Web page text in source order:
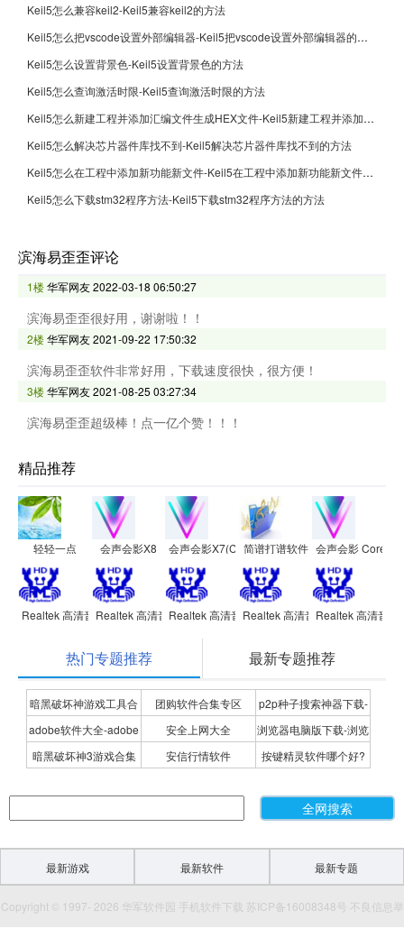
Keil5怎么兼容keil2-Keil5兼容keil2的方法
Keil5怎么把vscode设置外部编辑器-Keil5把vscode设置外部编辑器的方法
Keil5怎么设置背景色-Keil5设置背景色的方法
Keil5怎么查询激活时限-Keil5查询激活时限的方法
Keil5怎么新建工程并添加汇编文件生成HEX文件-Keil5新建工程并添加汇编文件生成HEX文件的方法
Keil5怎么解决芯片器件库找不到-Keil5解决芯片器件库找不到的方法
Keil5怎么在工程中添加新功能新文件-Keil5在工程中添加新功能新文件的方法
Keil5怎么下载stm32程序方法-Keil5下载stm32程序方法的方法
滨海易歪歪评论
1楼华军网友2022-03-18 06:50:27
滨海易歪歪很好用，谢谢啦！！
2楼华军网友2021-09-22 17:50:32
滨海易歪歪软件非常好用，下载速度很快，很方便！
3楼华军网友2021-08-25 03:27:34
滨海易歪歪超级棒！点一亿个赞！！！
精品推荐
轻轻一点 会声会影X8 会声会影X7(Corel VideoStudio)
简谱打谱软件 会声会影 Corel
Realtek 高清音频管理器(Realtek HD audio)
Realtek 高清音频管理器(Realtek HD audio)
Realtek 高清音频管理器(Realtek HD audio)
Realtek 高清音频管理器
Realtek 高清音
热门专题推荐 最新专题推荐
暗黑破坏神游戏工具合
集
团购软件合集专区
p2p种子搜索神器下载-
P2P种子搜索神器专题
adobe软件大全-adobe
全系列软件下载-adobe
安全上网大全
浏览器电脑版下载-浏览
器下载合集
暗黑破坏神3游戏合集 安信行情软件
按键精灵软件哪个好?
最新游戏 最新软件 最新专题
Copyright © 1997- 2026 华军软件园 手机软件下载 苏ICP备16008348号 不良信息举